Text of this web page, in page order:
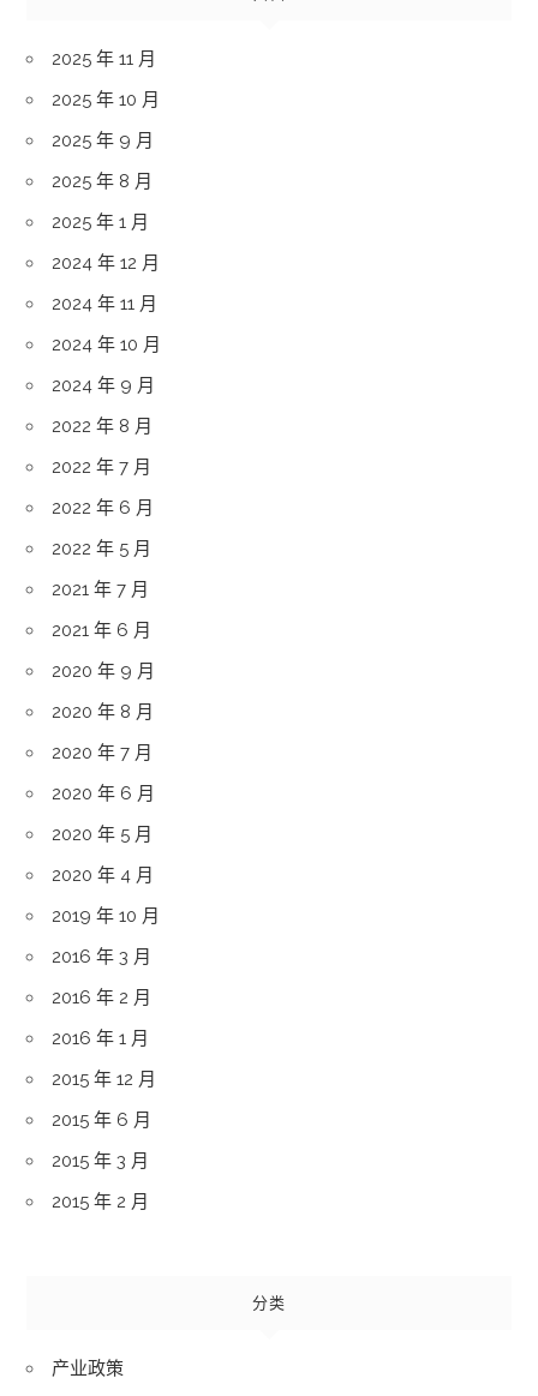
2025 年 11 月
2025 年 10 月
2025 年 9 月
2025 年 8 月
2025 年 1 月
2024 年 12 月
2024 年 11 月
2024 年 10 月
2024 年 9 月
2022 年 8 月
2022 年 7 月
2022 年 6 月
2022 年 5 月
2021 年 7 月
2021 年 6 月
2020 年 9 月
2020 年 8 月
2020 年 7 月
2020 年 6 月
2020 年 5 月
2020 年 4 月
2019 年 10 月
2016 年 3 月
2016 年 2 月
2016 年 1 月
2015 年 12 月
2015 年 6 月
2015 年 3 月
2015 年 2 月
分类
产业政策